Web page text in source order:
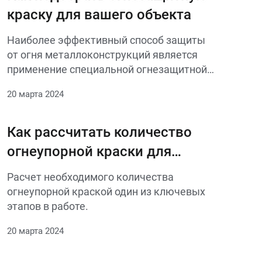
краску для вашего объекта
Наиболее эффективный способ защиты
от огня металлоконструкций является
применение специальной огнезащитной
20 марта 2024
Как рассчитать количество
огнеупорной краски для
металлоконструкций: методы
и практические советы
Расчет необходимого количества
огнеупорной краской один из ключевых
этапов в работе.
20 марта 2024